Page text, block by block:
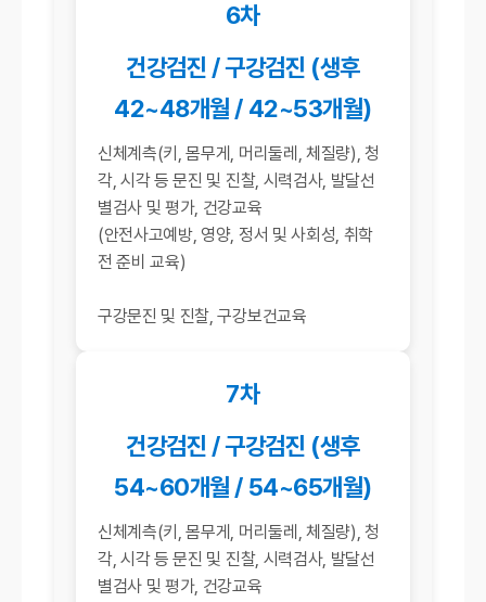
6차
건강검진 / 구강검진 (생후
42~48개월 / 42~53개월)
신체계측(키, 몸무게, 머리둘레, 체질량), 청
각, 시각 등 문진 및 진찰, 시력검사, 발달선
별검사 및 평가, 건강교육
(안전사고예방, 영양, 정서 및 사회성, 취학
전 준비 교육)
구강문진 및 진찰, 구강보건교육
7차
건강검진 / 구강검진 (생후
54~60개월 / 54~65개월)
신체계측(키, 몸무게, 머리둘레, 체질량), 청
각, 시각 등 문진 및 진찰, 시력검사, 발달선
별검사 및 평가, 건강교육